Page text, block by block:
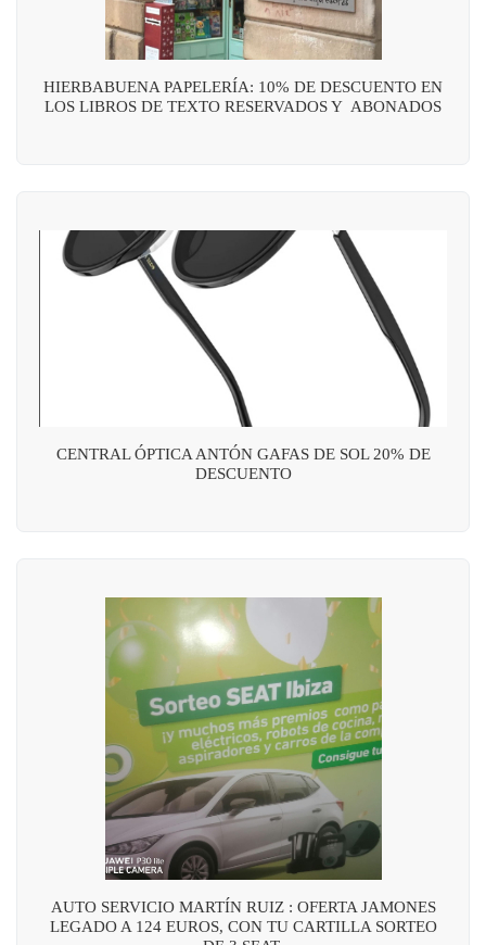
HIERBABUENA PAPELERÍA: 10% DE DESCUENTO EN
LOS LIBROS DE TEXTO RESERVADOS Y ABONADOS
CENTRAL ÓPTICA ANTÓN GAFAS DE SOL 20% DE
DESCUENTO
AUTO SERVICIO MARTÍN RUIZ : OFERTA JAMONES
LEGADO A 124 EUROS, CON TU CARTILLA SORTEO